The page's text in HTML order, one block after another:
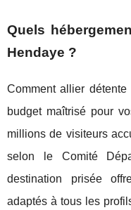
Quels
Hendaye ?
Comment allier
budget maîtrisé pour
millions de visiteurs
selon le Comité
destination prisée
adaptés à tous les